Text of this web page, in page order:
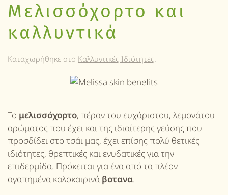
Μελισσόχορτο και
καλλυντικά
Καταχωρήθηκε στο Καλλυντικές Ιδιότητες.
Το μελισσόχορτο, πέραν του ευχάριστου, λεμονάτου
αρώματος που έχει και της ιδιαίτερης γεύσης που
προσδίδει στο τσάι μας, έχει επίσης πολύ θετικές
ιδιότητες, θρεπτικές και ενυδατικές για την
επιδερμίδα. Πρόκειται για ένα από τα πλέον
αγαπημένα καλοκαιρινά βοτανα.